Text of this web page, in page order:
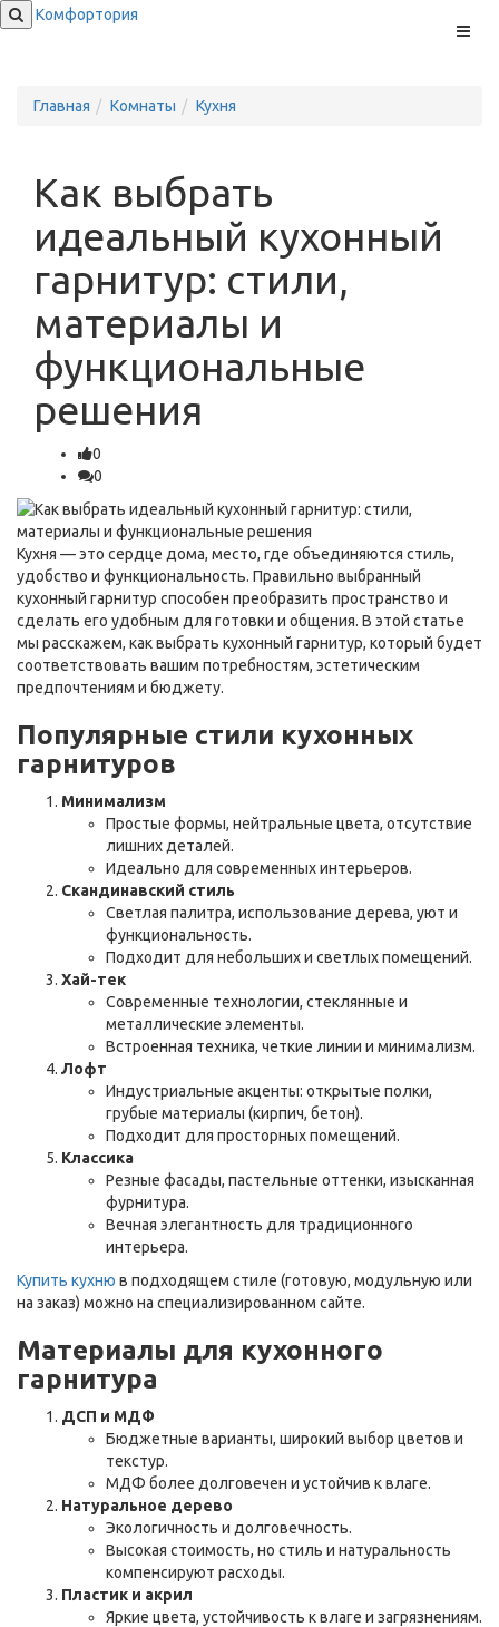
Меню
Комфортория
Главная Комнаты Кухня
Как выбрать
идеальный кухонный
гарнитур: стили,
материалы и
функциональные
решения
0
0
Кухня — это сердце дома, место, где объединяются стиль,
удобство и функциональность. Правильно выбранный
кухонный гарнитур способен преобразить пространство и
сделать его удобным для готовки и общения. В этой статье
мы расскажем, как выбрать кухонный гарнитур, который будет
соответствовать вашим потребностям, эстетическим
предпочтениям и бюджету.
Популярные стили кухонных
гарнитуров
Минимализм
Простые формы, нейтральные цвета, отсутствие
лишних деталей.
Идеально для современных интерьеров.
Скандинавский стиль
Светлая палитра, использование дерева, уют и
функциональность.
Подходит для небольших и светлых помещений.
Хай-тек
Современные технологии, стеклянные и
металлические элементы.
Встроенная техника, четкие линии и минимализм.
Лофт
Индустриальные акценты: открытые полки,
грубые материалы (кирпич, бетон).
Подходит для просторных помещений.
Классика
Резные фасады, пастельные оттенки, изысканная
фурнитура.
Вечная элегантность для традиционного
интерьера.
Купить кухню в подходящем стиле (готовую, модульную или
на заказ) можно на специализированном сайте.
Материалы для кухонного
гарнитура
ДСП и МДФ
Бюджетные варианты, широкий выбор цветов и
текстур.
МДФ более долговечен и устойчив к влаге.
Натуральное дерево
Экологичность и долговечность.
Высокая стоимость, но стиль и натуральность
компенсируют расходы.
Пластик и акрил
Яркие цвета, устойчивость к влаге и загрязнениям.